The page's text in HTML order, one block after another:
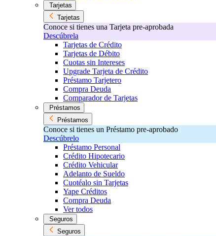
Tarjetas
Tarjetas
Conoce si tienes una Tarjeta pre-aprobada
Descúbrela
Tarjetas de Crédito
Tarjetas de Débito
Cuotas sin Intereses
Upgrade Tarjeta de Crédito
Préstamo Tarjetero
Compra Deuda
Comparador de Tarjetas
Préstamos
Préstamos
Conoce si tienes un Préstamo pre-aprobado
Descúbrelo
Préstamo Personal
Crédito Hipotecario
Crédito Vehicular
Adelanto de Sueldo
Cuotéalo sin Tarjetas
Yape Créditos
Compra Deuda
Ver todos
Seguros
Seguros